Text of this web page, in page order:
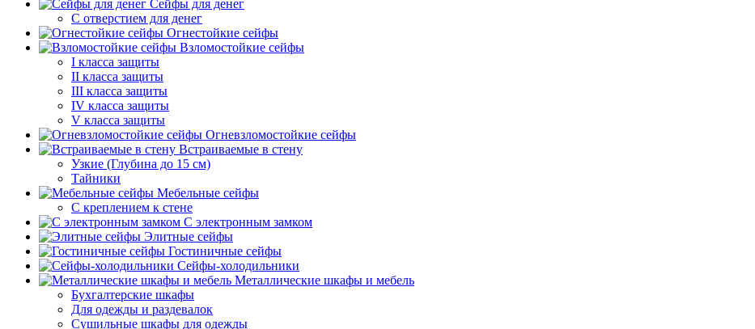
Сейфы для денег
С отверстием для денег
Огнестойкие сейфы
Взломостойкие сейфы
I класса защиты
II класса защиты
III класса защиты
IV класса защиты
V класса защиты
Огневзломостойкие сейфы
Встраиваемые в стену
Узкие (Глубина до 15 см)
Тайники
Мебельные сейфы
С креплением к стене
С электронным замком
Элитные сейфы
Гостиничные сейфы
Сейфы-холодильники
Металлические шкафы и мебель
Бухгалтерские шкафы
Для одежды и раздевалок
Сушильные шкафы для одежды